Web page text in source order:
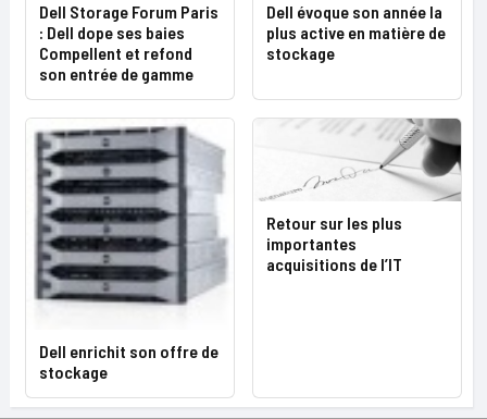
Dell Storage Forum Paris
: Dell dope ses baies
Compellent et refond
son entrée de gamme
Dell évoque son année la
plus active en matière de
stockage
Dell enrichit son offre de
stockage
Retour sur les plus
importantes
acquisitions de l’IT